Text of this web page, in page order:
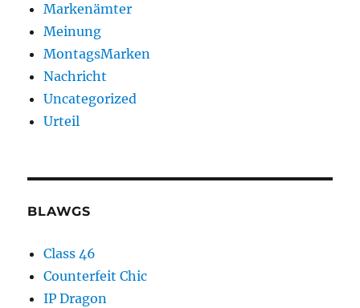
Markenämter
Meinung
MontagsMarken
Nachricht
Uncategorized
Urteil
BLAWGS
Class 46
Counterfeit Chic
IP Dragon